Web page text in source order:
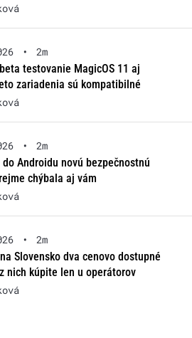
•
2m
testovanie MagicOS 11 aj
zariadenia sú kompatibilné
•
2m
Androidu novú bezpečnostnú
chýbala aj vám
•
2m
Slovensko dva cenovo dostupné
nich kúpite len u operátorov